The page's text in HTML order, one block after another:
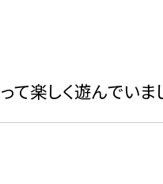
て楽しく遊んでいま